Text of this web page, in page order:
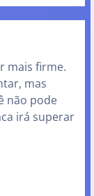
mais firme.
mas
não pode
irá superar